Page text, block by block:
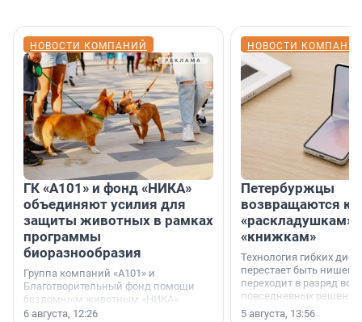
НОВОСТИ КОМПАНИЙ
ГК «А101» и фонд «НИКА»
объединяют усилия для
защиты животных в рамках
программы
биоразнообразия
Группа компаний «А101» и
Благотворительный фонд помощи
бездомным животным «НИКА»
заключили соглашение о
6 августа, 12:26
НОВОСТИ
Петербуржцы
возвращаются к
«раскладушкам»
«книжкам»
Технология гибких
перестает быть
переходит в разряд
повседневных
5 августа, 13:56